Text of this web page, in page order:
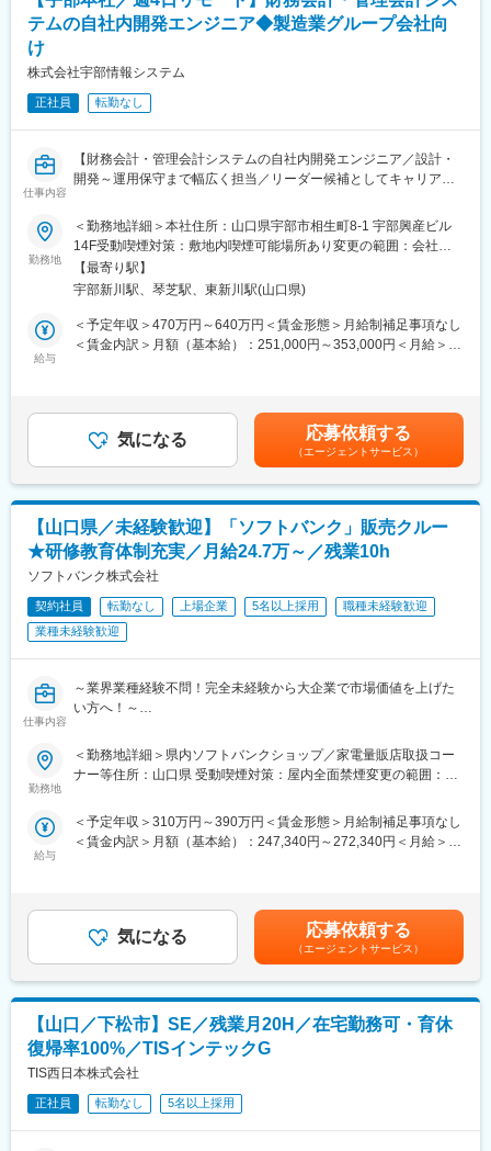
・システム開発・保守業務
■組織構成：
現在約20名のメンバーが在籍しています。（20代～50代）
■自己啓発支援制度：
業務に必要な知識技術の習得と社員の自己啓発を目的とし、会社
資格について以下の支援を実施しています。（基本情報技術者試
験等）
受験料の負担（受験回数に制限あり）や資格取得褒賞金制度もご
ざいます。
■当社について：
お客様の大切な情報資産を安全に維持／管理する施設である「デ
ータセンター」を山口県下でいち早く展開しました。そんな県内
新たなチャレンジを行っています。
テムの自社内開発エンジニア◆製造業グループ会社向
け
株式会社宇部情報システム
正社員 転勤なし
仕事内容
【財務会計・管理会計システムの自社内開発エンジニア／設計・
開発～運用保守まで幅広く担当／リーダー候補としてキャリアア
■業務概要
当社は製造業グループ会社向けに、財務会計・管理会計領域の基
幹システム（ERP）の設計、開発、運用、保守を担っています。
市販パッケージのカスタマイズやアドオン開発、また.Netフレー
ムワークを用いたスクラッチ開発により、お客様の多様なニーズ
に応じたシステム構築・維持管理を行います。
■業務詳細
Oracleなどの技術を活かし、会計領域システムの要件定義から実
装、運用まで幅広く担当。ユーザーとの直接折衝や課題解決を通
じて、実務を深く理解しながらシステムの最適化を推進します。
■扱うサービス
財務会計・管理会計システム（ERP）、市販パッケージのカスタ
マイズ、スクラッチ開発。
■組織構成
リーダー、エンジニアなど複数名体制。将来はリーダーやPMとし
て組織を牽引できる人材を目指せます。
■業務の魅力
理力、コミュニケーション力を高められます。
■教育体制
充実した育成制度を用意。
■就業環境
■キャリアパス
小規模案件での設計・開発から、将来的には中・大規模案件のPM
変更の範囲：会社の定める業務
勤務地
＜勤務地詳細＞本社住所：山口県宇部市相生町8-1 宇部興産ビル
14F受動喫煙対策：敷地内喫煙可能場所あり変更の範囲：会社の
定める事業所
【最寄り駅】
宇部新川駅、琴芝駅、東新川駅(山口県)
給与
＜予定年収＞470万円～640万円＜賃金形態＞月給制補足事項なし
＜賃金内訳＞月額（基本給）：251,000円～353,000円＜月給＞
住宅手当、残業手当は含みません。賃金はあくまでも目安の金額
であり、選考を通じて上下する可能性があります。月給(月額)は固
定手当を含めた表記です。
気になる 応募依頼する
（エージェントサービス）
【山口県／未経験歓迎】「ソフトバンク」販売クルー
★研修教育体制充実／月給24.7万～／残業10h
ソフトバンク株式会社
契約社員 転勤なし 上場企業 5名以上採用
職種未経験歓迎
業種未経験歓迎
仕事内容
～業界業種経験不問！完全未経験から大企業で市場価値を上げた
い方へ！～
●研修充実で完全未経験でも安心！入社後や配属後等様々な研修を
ご用意
●平均残業10h／年休123日／年間100名以上の正社員化実績有の
登用制度完備／東証プライム上場
て、携帯電話を中心とした商材・各サービスの提案等を担当頂き
ます。
■業務詳細
・接客業務
・販促ツール作成（例：POP作成）
・店頭キャンペーン企画
・セールス向上に向けた各種プロモーション
■入社後の流れ／研修
勤務地
＜勤務地詳細＞県内ソフトバンクショップ／家電量販店取扱コー
ナー等住所：山口県 受動喫煙対策：屋内全面禁煙変更の範囲：本
給与
＜予定年収＞310万円～390万円＜賃金形態＞月給制補足事項なし
＜賃金内訳＞月額（基本給）：247,340円～272,340円＜月給＞
月給(月額)は固定手当を含めた表記です。
気になる 応募依頼する
（エージェントサービス）
【山口／下松市】SE／残業月20H／在宅勤務可・育休
復帰率100%／TISインテックG
TIS西日本株式会社
正社員 転勤なし 5名以上採用